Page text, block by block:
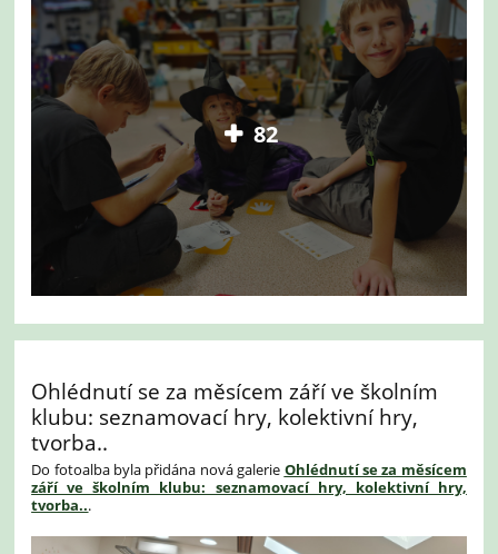
82
Ohlédnutí se za měsícem září ve školním
klubu: seznamovací hry, kolektivní hry,
tvorba..
Do fotoalba byla přidána nová galerie Ohlédnutí se za měsícem
září ve školním klubu: seznamovací hry, kolektivní hry,
tvorba...